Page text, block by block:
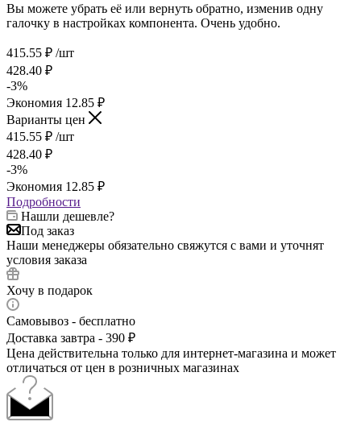
Вы можете убрать её или вернуть обратно, изменив одну
галочку в настройках компонента. Очень удобно.
415.55 ₽ /шт
428.40 ₽
-3%
Экономия 12.85 ₽
Варианты цен
415.55 ₽ /шт
428.40 ₽
-3%
Экономия 12.85 ₽
Подробности
Нашли дешевле?
Под заказ
Наши менеджеры обязательно свяжутся с вами и уточнят
условия заказа
Хочу в подарок
Самовывоз - бесплатно
Доставка завтра - 390 ₽
Цена действительна только для интернет-магазина и может
отличаться от цен в розничных магазинах